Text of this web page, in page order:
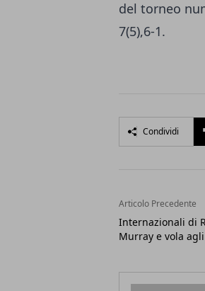
del torneo
7(5),6-1.
Condividi
Articolo Precedente
Internazionali di
Murray e vola